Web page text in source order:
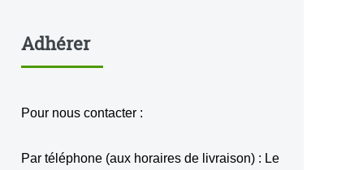
Adhérer
Pour nous contacter :
Par téléphone (aux horaires de livraison) : Le